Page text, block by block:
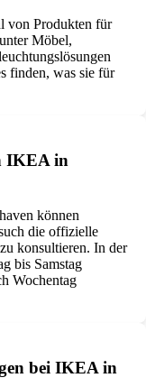
von Produkten für
Möbel,
finden, was sie für
IKEA in
können
die offizielle
konsultieren. In der
bis Samstag
Wochentag
bei IKEA in